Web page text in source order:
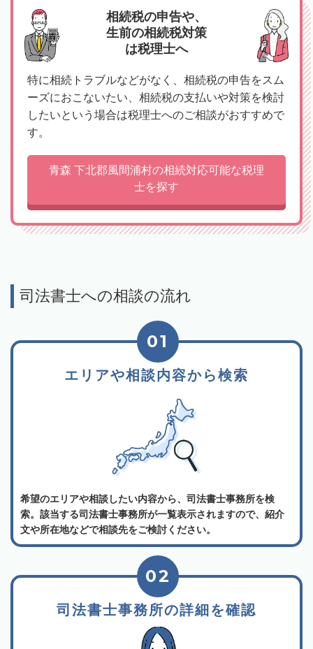
相続税の申告や、
生前の相続税対策
は税理士へ
特に相続トラブルなどがなく、相続税の申告をスム
ーズにおこないたい、相続税の支払いや対策を検討
したいという場合は税理士へのご相談がおすすめで
す。
青森 下北郡風間浦村の相続対応可能な税理
士を探す
司法書士への相談の流れ
エリアや相談内容から検索
01
希望のエリアや相談したい内容から、司法書士事務所を検
索。該当する司法書士事務所が一覧表示されますので、紹介
文や所在地などで相談先をご検討ください。
司法書士事務所の詳細を確認
02